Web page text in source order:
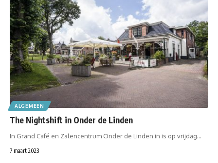
ALGEMEEN
The Nightshift in Onder de Linden
In Grand Café en Zalencentrum Onder de Linden in is op vrijdag…
7 maart 2023